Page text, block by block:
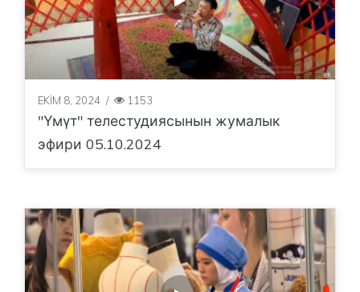
EKIM 8, 2024 / 1153
"Үмүт" телестудиясынын жумалык
эфири 05.10.2024